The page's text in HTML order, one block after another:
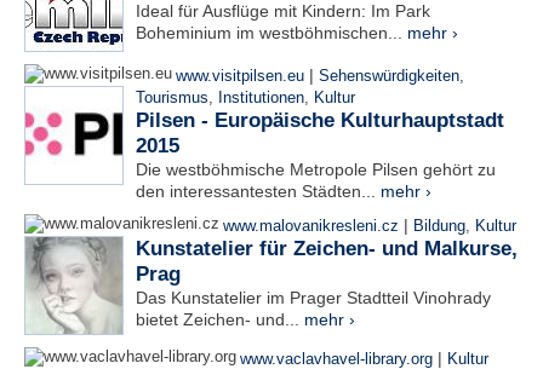
Ideal für Ausflüge mit Kindern: Im Park
Boheminium im westböhmischen... mehr ›
www.visitpilsen.eu | Sehenswürdigkeiten,
Tourismus, Institutionen, Kultur
Pilsen - Europäische Kulturhauptstadt
2015
Die westböhmische Metropole Pilsen gehört zu
den interessantesten Städten... mehr ›
www.malovanikresleni.cz | Bildung, Kultur
Kunstatelier für Zeichen- und Malkurse,
Prag
Das Kunstatelier im Prager Stadtteil Vinohrady
bietet Zeichen- und... mehr ›
www.vaclavhavel-library.org | Kultur